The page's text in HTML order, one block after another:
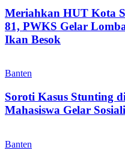
Meriahkan HUT Kota
81, PWKS Gelar
Ikan Besok
Banten
Soroti Kasus Stunting
Mahasiswa Gelar
Banten